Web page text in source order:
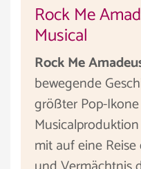
Rock Me
Musical
Rock Me
bewegende
größter Pop-
mit auf eine